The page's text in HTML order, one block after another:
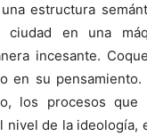
estructura
en una
incesante.
en su pensamiento.
los procesos que
nivel de la ideología,